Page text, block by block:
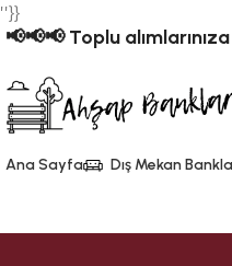
''}}
📢📢📢 Toplu
Ana Sayfa Dış Mekan